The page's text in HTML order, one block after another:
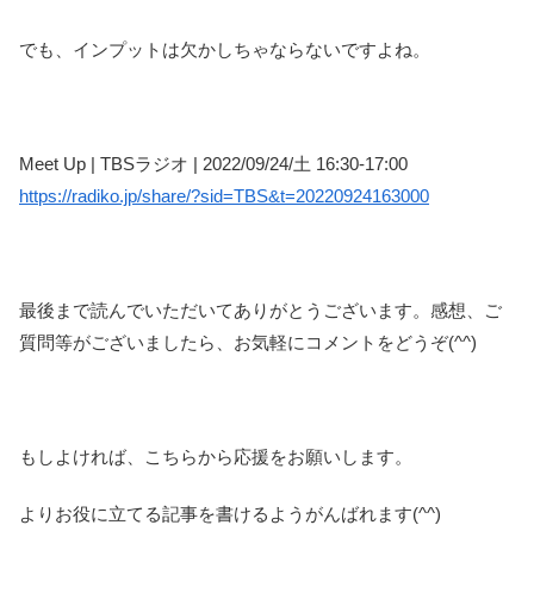
でも、インプットは欠かしちゃならないですよね。
Meet Up | TBSラジオ | 2022/09/24/土 16:30-17:00
https://radiko.jp/share/?sid=TBS&t=20220924163000
最後まで読んでいただいてありがとうございます。感想、ご
質問等がございましたら、お気軽にコメントをどうぞ(^^)
もしよければ、こちらから応援をお願いします。
よりお役に立てる記事を書けるようがんばれます(^^)